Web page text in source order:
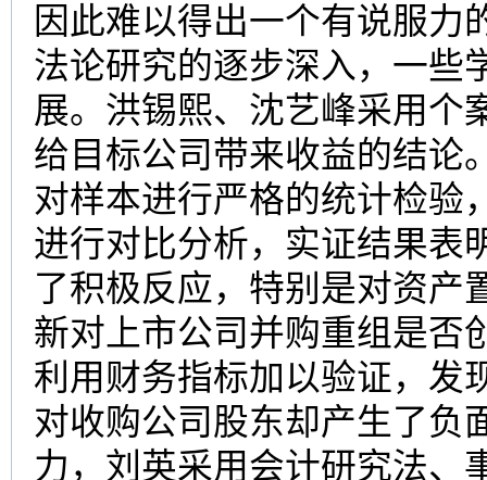
因此难以得出一个有说服力
法论研究的逐步深入，一些
展。洪锡熙、沈艺峰采用个
给目标公司带来收益的结论
对样本进行严格的统计检验
进行对比分析，实证结果表
了积极反应，特别是对资产
新对上市公司并购重组是否
利用财务指标加以验证，发
对收购公司股东却产生了负
力，刘英采用会计研究法、